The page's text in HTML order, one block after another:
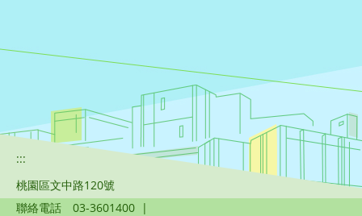
:::
桃園區文中路120號
聯絡電話
03-3601400 |